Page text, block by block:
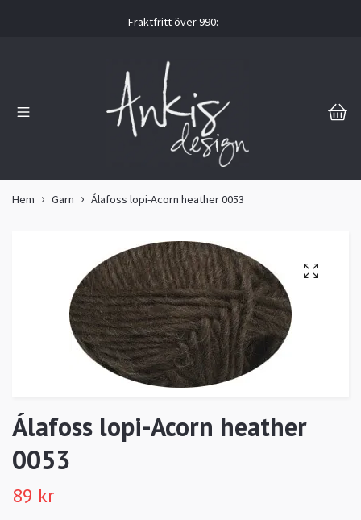
Fraktfritt över 990:-
Hem Garn Álafoss lopi-Acorn heather 0053
Álafoss lopi-Acorn heather
0053
89 kr